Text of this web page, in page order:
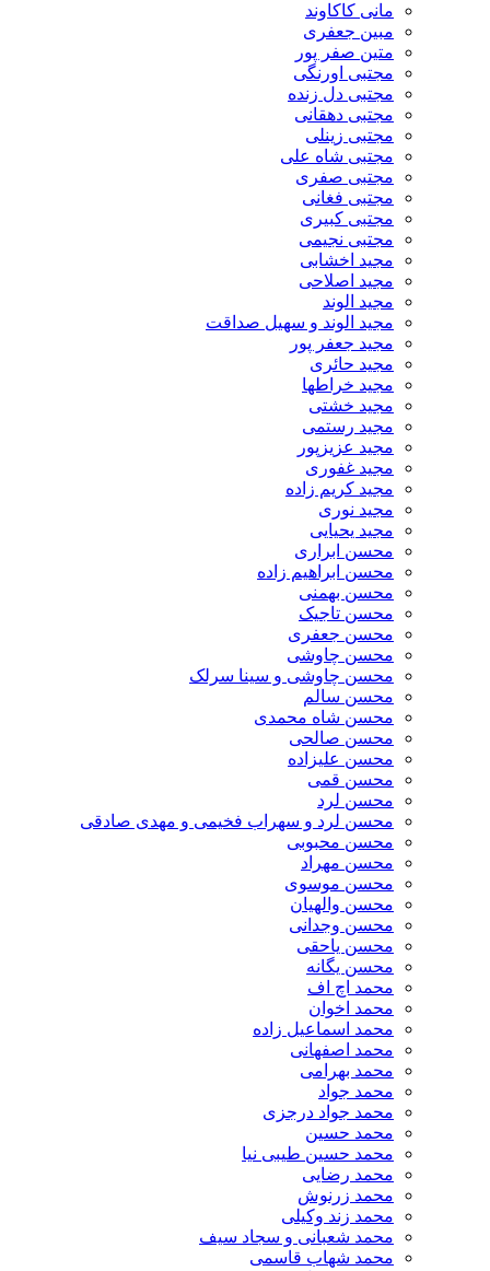
مانی کاکاوند
مبین جعفری
متین صفر پور
مجتبی اورنگی
مجتبی دل زنده
مجتبی دهقانی
مجتبی زینلی
مجتبی شاه علی
مجتبی صفری
مجتبی فغانی
مجتبی کبیری
مجتبی نجیمی
مجید اخشابی
مجید اصلاحی
مجید الوند‎
مجید الوند و سهیل صداقت
مجید جعفر پور
مجید حائری
مجید خراطها
مجید خشتی
مجید رستمی
مجید عزیزپور
مجید غفوری
مجید کریم زاده
مجید نوری
مجید یحیایی
محسن ابراری
محسن ابراهیم زاده
محسن بهمنی
محسن تاجیک
محسن جعفری
محسن چاوشی
محسن چاوشی و سینا سرلک
محسن سالم
محسن شاه محمدی
محسن صالحی
محسن علیزاده
محسن قمی
محسن لرد
محسن لرد و سهراب فخیمی و مهدی صادقی
محسن محبوبی
محسن مهراد
محسن موسوی
محسن والهیان
محسن وجدانی
محسن یاحقی
محسن یگانه
محمد اچ اف
محمد اخوان
محمد اسماعیل زاده
محمد اصفهانی
محمد بهرامی
محمد جواد
محمد جواد درجزی
محمد حسین
محمد حسین طیبی نیا
محمد رضایی
محمد زرنوش
محمد زند وکیلی
محمد شعبانی و سجاد سیف
محمد شهاب قاسمی